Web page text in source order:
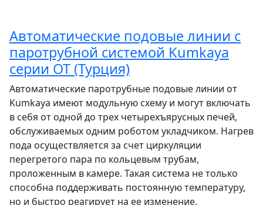
Автоматические подовые линии с
паротрубной системой Kumkaya
серии ОТ (Турция)
Автоматические паротрубные подовые линии от
Kumkaya имеют модульную схему и могут включать
в себя от одной до трех четырехъярусных печей,
обслуживаемых одним роботом укладчиком. Нагрев
пода осуществляется за счет циркуляции
перегретого пара по кольцевым трубам,
проложенным в камере. Такая система не только
способна поддерживать постоянную температуру,
но и быстро реагирует на ее изменение.